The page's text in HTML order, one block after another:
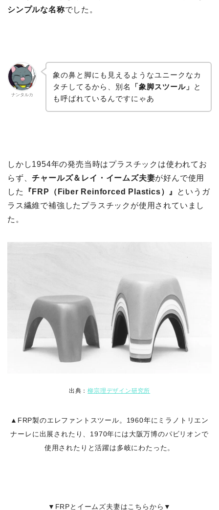
シンプルな名称でした。
ナンタルカ
象の鼻と脚にも見えるようなユニークなカ
タチしてるから、別名
「象脚スツール」
と
も呼ばれているんですにゃあ
しかし1954年の発売当時はプラスチックは使われてお
らず、チャールズ＆レイ・イームズ夫妻が好んで使用
した
『FRP（Fiber Reinforced Plastics）』
というガ
ラス繊維で補強したプラスチックが使用されていまし
た。
出典：柳宗理デザイン研究所
▲FRP製のエレファントスツール。1960年にミラノトリエン
ナーレに出展されたり、1970年には大阪万博のパビリオンで
使用されたりと活躍は多岐にわたった。
▼FRPとイームズ夫妻はこちらから▼